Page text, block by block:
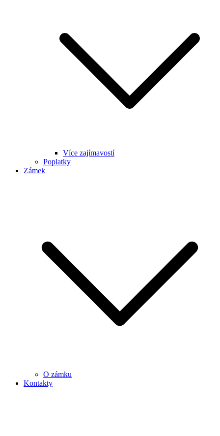
Více zajímavostí
Poplatky
Zámek
O zámku
Kontakty